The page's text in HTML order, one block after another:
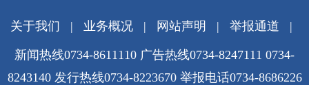
关于我们 | 业务概况| 网站声明 | 举报通道 |
新闻热线0734-8611110 广告热线0734-8247111 0734-
8243140 发行热线0734-8223670 举报电话0734-8686226